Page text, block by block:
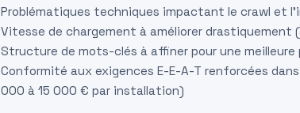
Problématiques techniques impactant le crawl et
Vitesse de chargement à améliorer drastiquement
Structure de mots-clés à affiner pour une
Conformité aux exigences E-E-A-T renforcées
000 à 15 000 € par installation)